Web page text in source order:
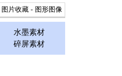
图片收藏 - 图形图像
水墨素材
碎屏素材